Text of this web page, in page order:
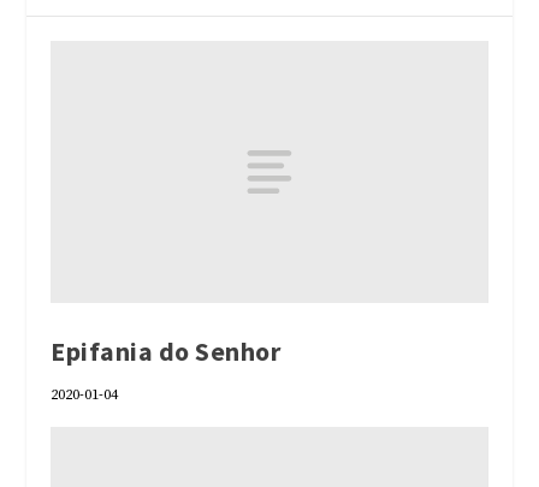
Epifania do Senhor
2020-01-04